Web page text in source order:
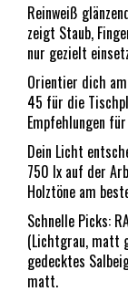
Reinweiß
zeigt Staub,
nur gezielt
Orientier dich
45 für die
Empfehlungen
Dein Licht
750 lx auf der
Holztöne am
Schnelle Picks:
(Lichtgrau, matt
gedecktes
matt.